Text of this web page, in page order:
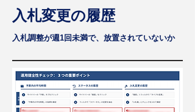
入札変更の履歴
入札調整が週1回未満で、放置されていないか